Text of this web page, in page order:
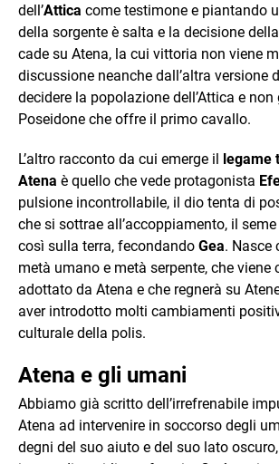
dell’Attica come testimone e piantando
della sorgente è salta e la decisione
cade su Atena, la cui vittoria non viene
discussione neanche dall’altra versione
decidere la popolazione dell’Attica e non
Poseidone che offre il primo cavallo.
L’altro racconto da cui emerge il legame
Atena è quello che vede protagonista
pulsione incontrollabile, il dio tenta di
che si sottrae all’accoppiamento, il
così sulla terra, fecondando Gea. Nasce
metà umano e metà serpente, che viene
adottato da Atena e che regnerà su
aver introdotto molti cambiamenti
culturale della polis.
Atena e gli umani
Abbiamo già scritto dell’irrefrenabile
Atena ad intervenire in soccorso degli
degni del suo aiuto e del suo lato